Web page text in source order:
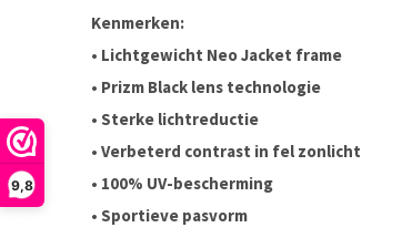
9,8
Kenmerken:
• Lichtgewicht Neo Jacket frame
• Prizm Black lens technologie
• Sterke lichtreductie
• Verbeterd contrast in fel zonlicht
• 100% UV-bescherming
• Sportieve pasvorm